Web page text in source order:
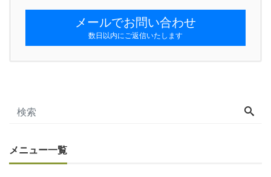
メールでお問い合わせ
数日以内にご返信いたします
メニュー一覧